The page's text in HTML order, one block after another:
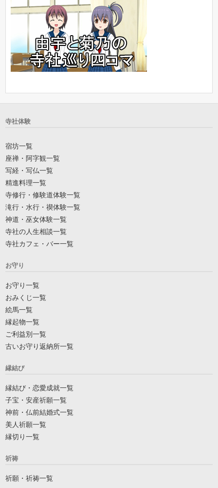
寺社体験
宿坊一覧
座禅・阿字観一覧
写経・写仏一覧
精進料理一覧
寺修行・修験道体験一覧
滝行・水行・禊体験一覧
神道・巫女体験一覧
寺社の人生相談一覧
寺社カフェ・バー一覧
お守り
お守り一覧
おみくじ一覧
絵馬一覧
縁起物一覧
ご利益別一覧
古いお守り返納所一覧
縁結び
縁結び・恋愛成就一覧
子宝・安産祈願一覧
神前・仏前結婚式一覧
美人祈願一覧
縁切り一覧
祈祷
祈願・祈祷一覧